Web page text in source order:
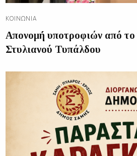
ΚΟΙΝΩΝΊΑ
Απονομή υποτροφιών από
Στυλιανού Τυπάλδου